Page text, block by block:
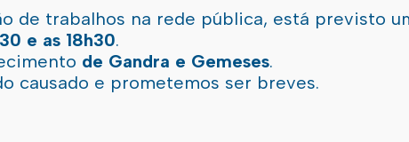
de trabalhos na rede pública, está previsto
e as 18h30.
de Gandra e Gemeses.
causado e prometemos ser breves.